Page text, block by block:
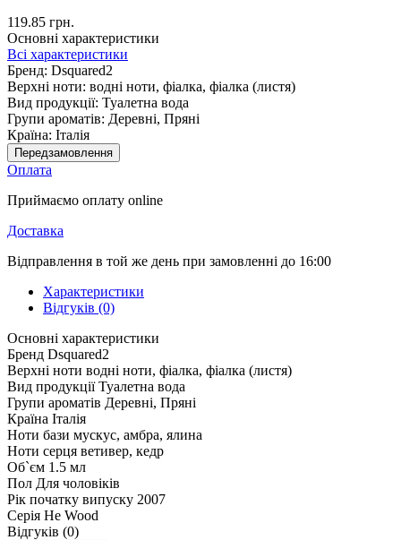
119.85 грн.
Основні характеристики
Всі характеристики
Бренд: Dsquared2
Верхні ноти: водні ноти, фіалка, фіалка (листя)
Вид продукції: Туалетна вода
Групи ароматів: Деревні, Пряні
Країна: Італія
Передзамовлення
Оплата
Приймаємо оплату online
Доставка
Відправлення в той же день при замовленні до 16:00
Характеристики
Відгуків (0)
Основні характеристики
Бренд Dsquared2
Верхні ноти водні ноти, фіалка, фіалка (листя)
Вид продукції Туалетна вода
Групи ароматів Деревні, Пряні
Країна Італія
Ноти бази мускус, амбра, ялина
Ноти серця ветивер, кедр
Об`єм 1.5 мл
Пол Для чоловіків
Рік початку випуску 2007
Серія He Wood
Відгуків (0)